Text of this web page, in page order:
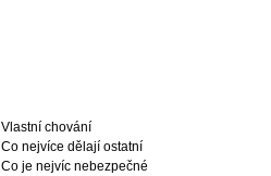
Vlastní chování
Co nejvíce dělají ostatní
Co je nejvíc nebezpečné